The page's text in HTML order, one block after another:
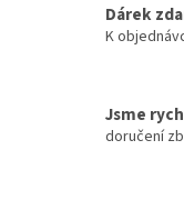
Dárek
K
Jsme
doručení